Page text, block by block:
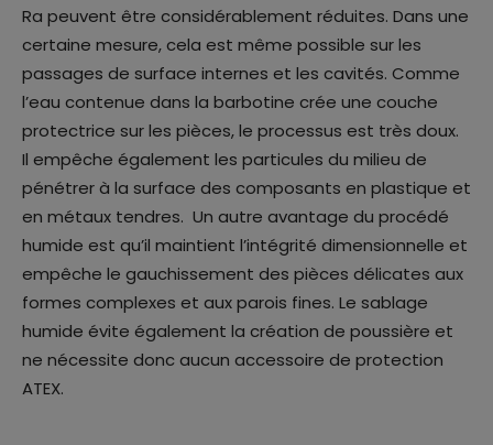
Ra peuvent être considérablement réduites. Dans une
certaine mesure, cela est même possible sur les
passages de surface internes et les cavités. Comme
l’eau contenue dans la barbotine crée une couche
protectrice sur les pièces, le processus est très doux.
Il empêche également les particules du milieu de
pénétrer à la surface des composants en plastique et
en métaux tendres. Un autre avantage du procédé
humide est qu’il maintient l’intégrité dimensionnelle et
empêche le gauchissement des pièces délicates aux
formes complexes et aux parois fines. Le sablage
humide évite également la création de poussière et
ne nécessite donc aucun accessoire de protection
ATEX.